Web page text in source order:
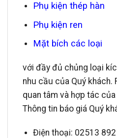
Phụ kiện thép hàn
Phụ kiện ren
Mặt bích các loại
với đầy đủ chủng loại
nhu cầu của Quý
quan tâm và hợp tác của
Thông tin báo giá Quý
Điện thoại: 02513